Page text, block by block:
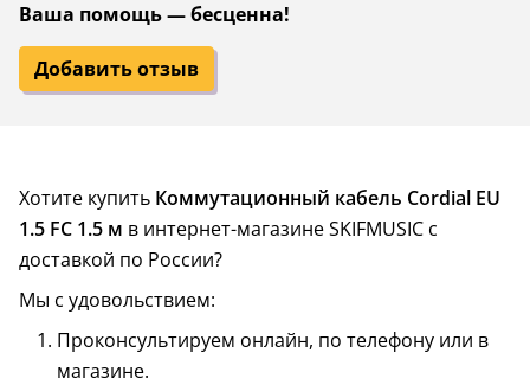
Ваша помощь — бесценна!
Добавить отзыв
Хотите купить Коммутационный кабель Cordial EU
1.5 FC 1.5 м в интернет-магазине SKIFMUSIC с
доставкой по России?
Мы с удовольствием:
Проконсультируем онлайн, по телефону или в
магазине.